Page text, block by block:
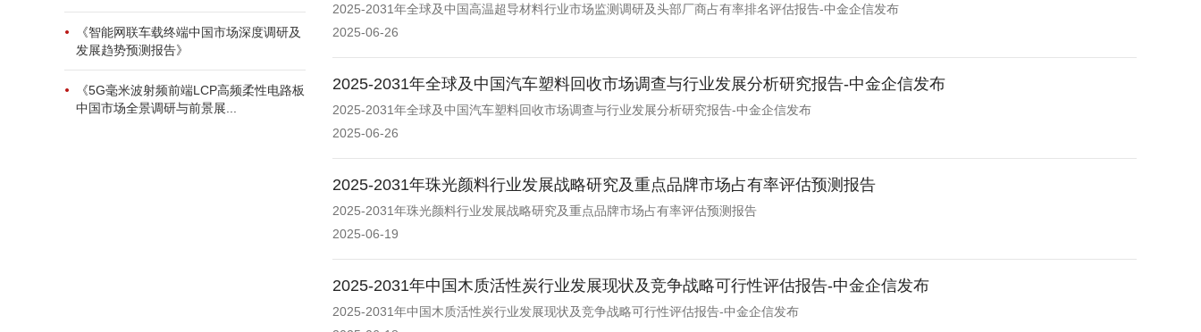
《智能网联车载终端中国市场深度调研及
发展趋势预测报告》
《5G毫米波射频前端LCP高频柔性电路板
中国市场全景调研与前景展...
2025-2031年全球及中国高温超导材料行业市场监测调研及头部厂商占有率排名评估报告-中金企信发布
2025-06-26
2025-2031年全球及中国汽车塑料回收市场调查与行业发展分析研究报告-中金企信发布
2025-2031年全球及中国汽车塑料回收市场调查与行业发展分析研究报告-中金企信发布
2025-06-26
2025-2031年珠光颜料行业发展战略研究及重点品牌市场占有率评估预测报告
2025-2031年珠光颜料行业发展战略研究及重点品牌市场占有率评估预测报告
2025-06-19
2025-2031年中国木质活性炭行业发展现状及竞争战略可行性评估报告-中金企信发布
2025-2031年中国木质活性炭行业发展现状及竞争战略可行性评估报告-中金企信发布